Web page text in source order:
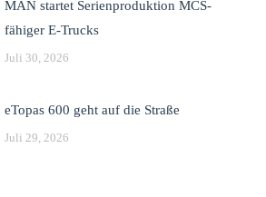
MAN startet Serienproduktion MCS-
fähiger E-Trucks
Juli 30, 2026
eTopas 600 geht auf die Straße
Juli 29, 2026